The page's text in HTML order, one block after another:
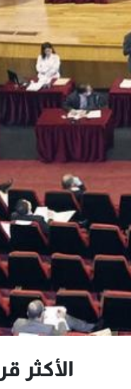
الأكثر